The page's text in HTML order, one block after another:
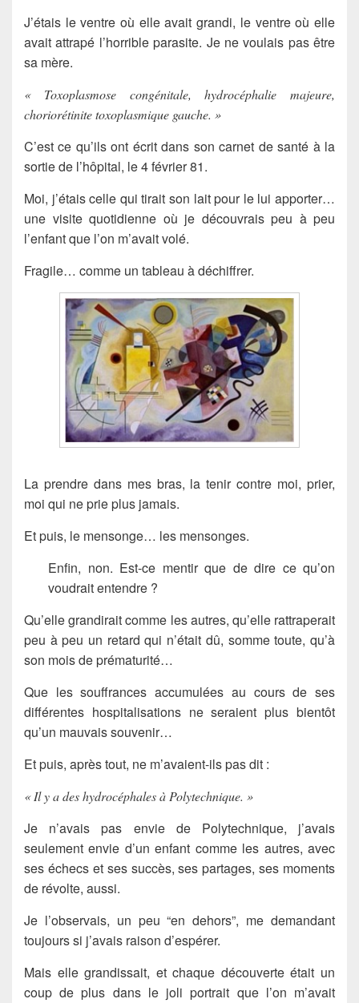
J’étais le ventre où elle avait grandi, le ventre où elle
avait attrapé l’horrible parasite. Je ne voulais pas être
sa mère.
« Toxoplasmose congénitale, hydrocéphalie majeure,
choriorétinite toxoplasmique gauche. »
C’est ce qu’ils ont écrit dans son carnet de santé à la
sortie de l’hôpital, le 4 février 81.
Moi, j’étais celle qui tirait son lait pour le lui apporter…
une visite quotidienne où je découvrais peu à peu
l’enfant que l’on m’avait volé.
Fragile… comme un tableau à déchiffrer.
La prendre dans mes bras, la tenir contre moi, prier,
moi qui ne prie plus jamais.
Et puis, le mensonge… les mensonges.
Enfin, non. Est-ce mentir que de dire ce qu’on
voudrait entendre ?
Qu’elle grandirait comme les autres, qu’elle rattraperait
peu à peu un retard qui n’était dû, somme toute, qu’à
son mois de prématurité…
Que les souffrances accumulées au cours de ses
différentes hospitalisations ne seraient plus bientôt
qu’un mauvais souvenir…
Et puis, après tout, ne m’avaient-ils pas dit :
« Il y a des hydrocéphales à Polytechnique. »
Je n’avais pas envie de Polytechnique, j’avais
seulement envie d’un enfant comme les autres, avec
ses échecs et ses succès, ses partages, ses moments
de révolte, aussi.
Je l’observais, un peu “en dehors”, me demandant
toujours si j’avais raison d’espérer.
Mais elle grandissait, et chaque découverte était un
coup de plus dans le joli portrait que l’on m’avait